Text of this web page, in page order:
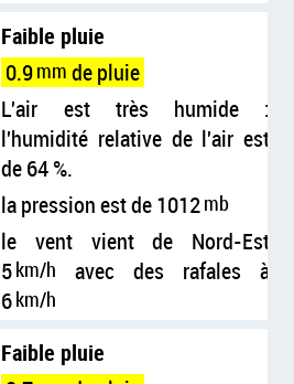
Faible pluie
0.9mm de pluie
L'air est très humide :
l'humidité relative de l'air est
de 64 %.
la pression est de 1012mb
le vent vient de Nord-Est
5km/h
avec des rafales à
6km/h
Faible pluie